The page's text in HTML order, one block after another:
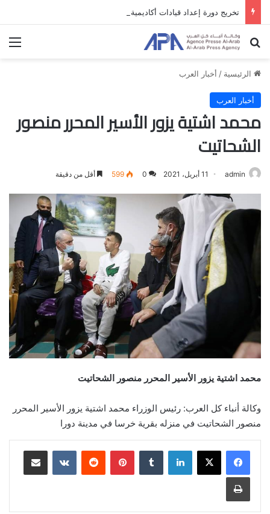
بحث عن
الرئيسية / أخبار العرب
أخبار العرب
محمد اشتية يزور الأسير المحرر منصور
الشحاتيت
admin 11 أبريل، 2021 0
599 أقل من دقيقة
محمد اشتية يزور الأسير المحرر منصور الشحاتيت
وكالة أنباء كل العرب: رئيس الوزراء محمد اشتية يزور الأسير المحرر
منصور الشحاتيت في منزله بقرية خرسا في مدينة دورا
لينكدإن بينتيريست مشاركة عبر البريد
طباعة